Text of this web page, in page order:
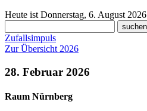
Heute ist Donnerstag, 6. August 2026
Zufallsimpuls
Zur Übersicht 2026
28. Februar 2026
Raum Nürnberg